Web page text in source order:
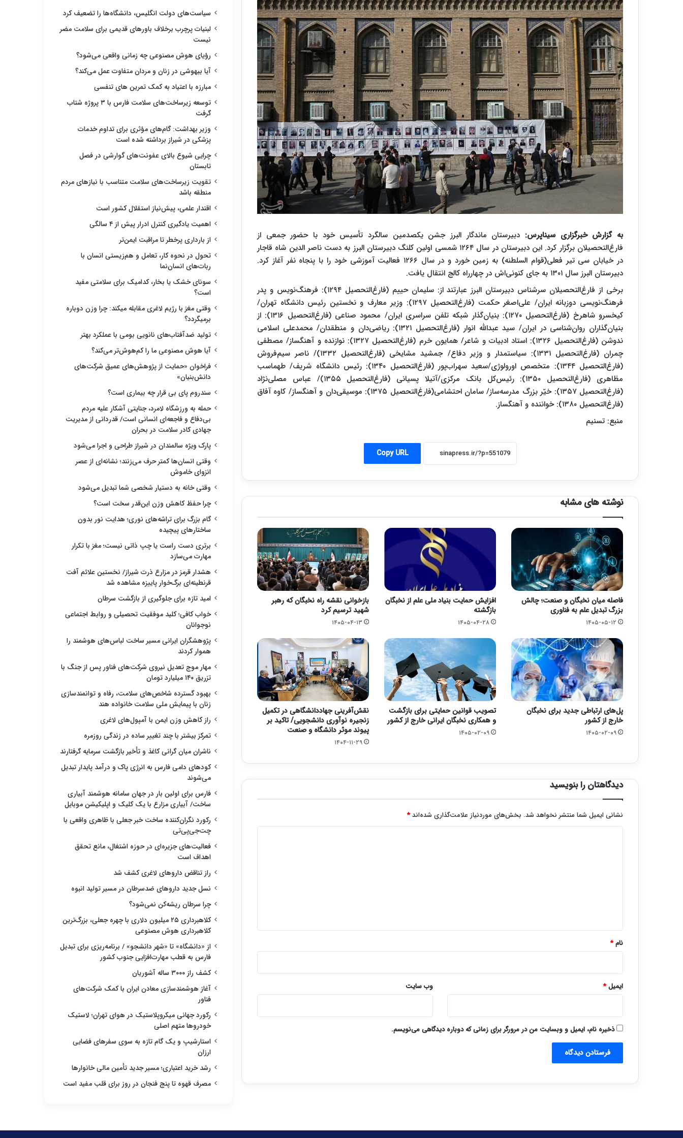
به گزارش خبرگزاری سیناپرس: دبیرستان ماندگار البرز جشن یکصدمین سالگرد تأسیس خود با حضور جمعی از
فارغ‌التحصیلان برگزار کرد. این دبیرستان در سال ۱۲۶۴ شمسی اولین کلنگ دبیرستان البرز به دست ناصر الدین شاه قاجار
در خیابان سی تیر فعلی(قوام السلطنه) به زمین خورد و در سال ۱۲۶۶ فعالیت آموزشی خود را با پنجاه نفر آغاز کرد.
دبیرستان البرز سال ۱۳۰۱ به جای کنونی‌اش در چهارراه کالج انتقال یافت.
برخی از فارغ‌التحصیلان سرشناس دبیرستان البرز عبارتند از: سلیمان حییم (فارغ‌التحصیل ۱۲۹۴): فرهنگ‌نویس و پدر
فرهنگ‌نویسی دوزبانه ایران/ علی‌اصغر حکمت (فارغ‌التحصیل ۱۲۹۷): وزیر معارف و نخستین رئیس دانشگاه تهران/
کیخسرو شاهرخ (فارغ‌التحصیل ۱۲۷۰): بنیان‌گذار شبکه تلفن سراسری ایران/ محمود صناعی (فارغ‌التحصیل ۱۳۱۶): از
بنیان‌گذاران روان‌شناسی در ایران/ سید عبدالله انوار (فارغ‌التحصیل ۱۳۲۱): ریاضی‌دان و منطقدان/ محمدعلی اسلامی
ندوشن (فارغ‌التحصیل ۱۳۲۶): استاد ادبیات و شاعر/ همایون خرم (فارغ‌التحصیل ۱۳۲۷): نوازنده و آهنگساز/ مصطفی
چمران (فارغ‌التحصیل ۱۳۳۱): سیاستمدار و وزیر دفاع/ جمشید مشایخی (فارغ‌التحصیل ۱۳۳۲)/ ناصر سیم‌فروش
(فارغ‌التحصیل ۱۳۴۴): متخصص اورولوژی/سعید سهراب‌پور (فارغ‌التحصیل ۱۳۴۰): رئیس دانشگاه شریف/ طهماسب
مظاهری (فارغ‌التحصیل ۱۳۵۰): رئیس‌کل بانک مرکزی/آتیلا پسیانی (فارغ‌التحصیل ۱۳۵۵)/ عباس مصلی‌نژاد
(فارغ‌التحصیل ۱۳۵۷): خیّر بزرگ مدرسه‌ساز/ سامان احتشامی(فارغ‌التحصیل ۱۳۷۵): موسیقی‌دان و آهنگساز/ کاوه آفاق
(فارغ‌التحصیل ۱۳۸۰): خواننده و آهنگساز.
منبع: تسنیم
Copy URL
نوشته های مشابه
فاصله میان نخبگان و صنعت؛ چالش
بزرگ تبدیل علم به فناوری
۱۴۰۵-۰۵-۱۲
افزایش حمایت بنیاد ملی علم از نخبگان
بازگشته
۱۴۰۵-۰۴-۲۸
بازخوانی نقشه راه نخبگان که رهبر
شهید ترسیم کرد
۱۴۰۵-۰۴-۱۳
پل‌های ارتباطی جدید برای نخبگان
خارج از کشور
۱۴۰۵-۰۲-۰۹
تصویب قوانین حمایتی برای بازگشت
و همکاری نخبگان ایرانی خارج از کشور
۱۴۰۵-۰۲-۰۹
نقش‌آفرینی جهاددانشگاهی در تکمیل
زنجیره نوآوری دانشجویی/ تاکید بر
پیوند موثر دانشگاه و صنعت
۱۴۰۴-۱۱-۲۹
دیدگاهتان را بنویسید
نشانی ایمیل شما منتشر نخواهد شد. بخش‌های موردنیاز علامت‌گذاری شده‌اند*
نام*
ایمیل* وب‌ سایت
ذخیره نام، ایمیل و وبسایت من در مرورگر برای زمانی که دوباره دیدگاهی می‌نویسم.
سیاست‌های دولت انگلیس، دانشگاه‌ها را تضعیف کرد
لبنیات پرچرب برخلاف باورهای قدیمی برای سلامت مضر
نیست
رؤیای هوش مصنوعی چه زمانی واقعی می‌شود؟
آیا بیهوشی در زنان و مردان متفاوت عمل می‌کند؟
مبارزه با اعتیاد به کمک تمرین های تنفسی
توسعه زیرساخت‌های سلامت فارس با ۳ پروژه شتاب
گرفت
وزیر بهداشت: گام‌های مؤثری برای تداوم خدمات
پزشکی در شیراز برداشته شده است
چرایی شیوع بالای عفونت‌های گوارشی در فصل
تابستان
تقویت زیرساخت‌های سلامت متناسب با نیازهای مردم
منطقه باشد
اقتدار علمی، پیش‌نیاز استقلال کشور است
اهمیت یادگیری کنترل ادرار پیش از ۴ سالگی
از بارداری پرخطر تا مراقبت ایمن‌تر
تحول در نحوه کار، تعامل و هم‌زیستی انسان با
ربات‌های انسان‌نما
سونای خشک یا بخار، کدامیک برای سلامتی مفید
است؟
وقتی مغز با رژیم لاغری مقابله میکند: چرا وزن دوباره
برمیگردد؟
تولید ضدآفتاب‌های نانویی بومی با عملکرد بهتر
آیا هوش مصنوعی ما را کم‌هوش‌تر می‌کند؟
فراخوان «حمایت از پژوهش‌های عمیق شرکت‌های
دانش‌بنیان»
سندروم پای بی قرار چه بیماری است؟
حمله به ورزشگاه لامرد، جنایتی آشکار علیه مردم
بی‌دفاع و فاجعه‌ای انسانی است/ قدردانی از مدیریت
جهادی کادر سلامت در بحران
پارک ویژه سالمندان در شیراز طراحی و اجرا می‌شود
وقتی انسان‌ها کمتر حرف می‌زنند؛ نشانه‌ای از عصر
انزوای خاموش
وقتی خانه به دستیار شخصی شما تبدیل می‌شود
چرا حفظ کاهش وزن این‌قدر سخت است؟
گام بزرگ برای تراشه‌های نوری؛ هدایت نور بدون
ساختارهای پیچیده
برتری دست راست یا چپ ذاتی نیست؛ مغز با تکرار
مهارت می‌سازد
هشدار قرمز در مزارع ذرت شیراز/ نخستین علائم آفت
قرنطینه‌ای برگ‌خوار پاییزه مشاهده شد
امید تازه برای جلوگیری از بازگشت سرطان
خواب کافی؛ کلید موفقیت تحصیلی و روابط اجتماعی
نوجوانان
پژوهشگران ایرانی مسیر ساخت لباس‌های هوشمند را
هموار کردند
مهار موج تعدیل نیروی شرکت‌های فناور پس از جنگ با
تزریق ۱۴۰ میلیارد تومان
بهبود گسترده شاخص‌های سلامت، رفاه و توانمندسازی
زنان با پیمایش ملی سلامت خانواده هند
راز کاهش وزن ایمن با آمپول‌های لاغری
تمرکز بیشتر با چند تغییر ساده در زندگی روزمره
ناشران میان گرانی کاغذ و تأخیر بازگشت سرمایه گرفتارند
کودهای دامی فارس به انرژی پاک و درآمد پایدار تبدیل
می‌شوند
فارس برای اولین بار در جهان سامانه هوشمند آبیاری
ساخت/ آبیاری مزارع با یک کلیک و اپلیکیشن موبایل
رکورد نگران‌کننده ساخت خبر جعلی با ظاهری واقعی با
چت‌جی‌پی‌تی
فعالیت‌های جزیره‌ای در حوزه اشتغال، مانع تحقق
اهداف است
راز تناقض داروهای لاغری کشف شد
نسل جدید داروهای ضدسرطان در مسیر تولید انبوه
چرا سرطان ریشه‌کن نمی‌شود؟
کلاهبرداری ۲۵ میلیون دلاری با چهره جعلی، بزرگ‌ترین
کلاهبرداری هوش مصنوعی
از «دانشگاه» تا «شهر دانشجو» / برنامه‌ریزی برای تبدیل
فارس به قطب مهارت‌افزایی جنوب کشور
کشف راز ۳۰۰۰ ساله آشوریان
آغاز هوشمندسازی معادن ایران با کمک شرکت‌های
فناور
رکورد جهانی میکروپلاستیک در هوای تهران؛ لاستیک
خودروها متهم اصلی
استارشیپ و یک گام تازه به سوی سفرهای فضایی
ارزان
رشد خرید اعتباری؛ مسیر جدید تأمین مالی خانوارها
مصرف قهوه تا پنج فنجان در روز برای قلب مفید است